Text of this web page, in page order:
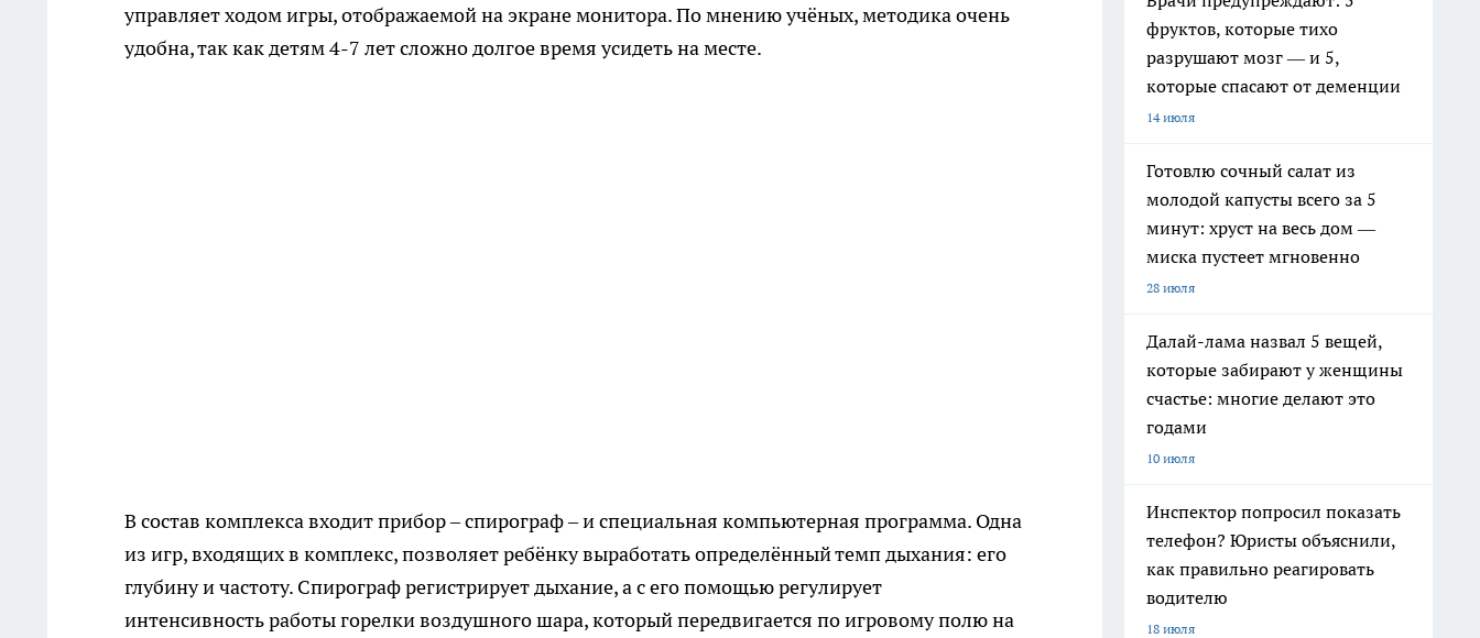
управляет ходом игры, отображаемой на экране монитора. По мнению учёных, методика очень
удобна, так как детям 4-7 лет сложно долгое время усидеть на месте.
В состав комплекса входит прибор – спирограф – и специальная компьютерная программа. Одна
из игр, входящих в комплекс, позволяет ребёнку выработать определённый темп дыхания: его
глубину и частоту. Спирограф регистрирует дыхание, а с его помощью регулирует
интенсивность работы горелки воздушного шара, который передвигается по игровому полю на
фруктов, которые тихо
разрушают мозг — и 5,
которые спасают от деменции
14 июля
Готовлю сочный салат из
молодой капусты всего за 5
минут: хруст на весь дом —
миска пустеет мгновенно
28 июля
Далай-лама назвал 5 вещей,
которые забирают у женщины
счастье: многие делают это
годами
10 июля
Инспектор попросил показать
телефон? Юристы объяснили,
как правильно реагировать
водителю
18 июля